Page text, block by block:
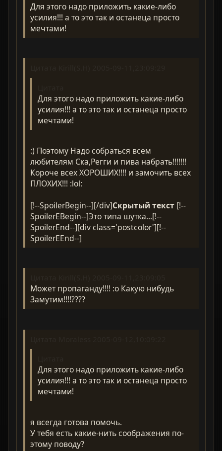
Для этого надо приложить какие-либо
усилия!!! а то это так и останеца просто
мечтами!
Для этого надо приложить какие-либо
усилия!!! а то это так и останеца просто
мечтами!
:) Поэтому Надо собраться всем
любителям Ска,Регги и пива набрать!!!!!!!
Короче всех ХОРОШИХ!!!! и замочить всех
ПЛОХИХ!!! :lol:
[!--SpoilerBegin--][/div]Скрытый текст [!--
SpoilerEBegin--]Это типа шутка...[!--
SpoilerEnd--][div class='postcolor'][!--
SpoilerEEnd--]
Может пропаганду!!!! :o Какую нибудь
Замутим!!!!????
Для этого надо приложить какие-либо
усилия!!! а то это так и останеца просто
мечтами!
я всегда готова помочь.
У тебя есть какие-нить соображения по-
этому поводу?